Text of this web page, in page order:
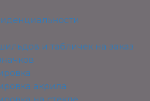
и табличек на заказ
акрила